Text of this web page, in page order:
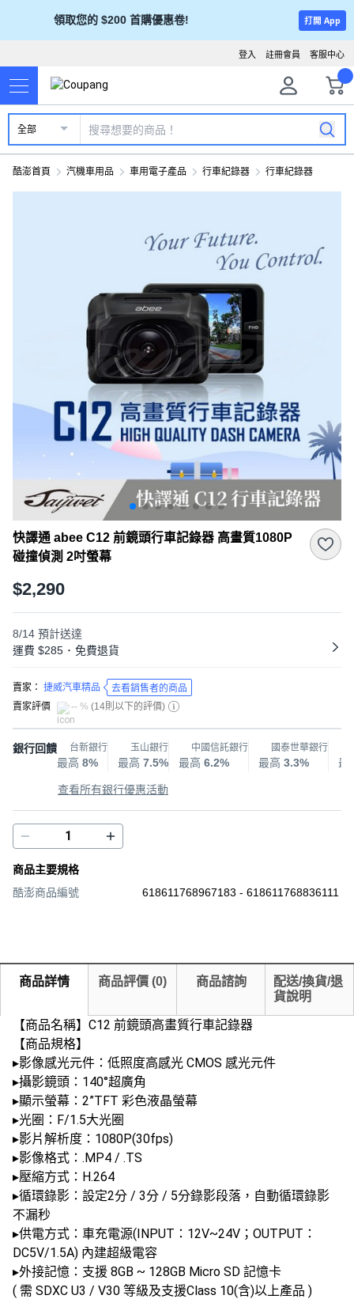
領取您的 $200 首購優惠卷! 打開 App
客服中心
註冊會員
登入
全部
酷澎首頁 汽機車用品 車用電子產品 行車紀錄器 行車紀錄器
快譯通 abee C12 前鏡頭行車記錄器 高畫質1080P
碰撞偵測 2吋螢幕
$2,290
8/14 預計送達
運費 $285 ･ 免費退貨
賣家： 捷威汽車精品
去看銷售者的商品
賣家評價
-- % (14則以下的評價)
銀行回饋 台新銀行
最高 8%
玉山銀行
最高 7.5%
中國信託銀行
最高 6.2%
國泰世華銀行
最高 3.3% 最
查看所有銀行優惠活動
商品主要規格
酷澎商品編號
618611768967183 - 618611768836111
商品詳情 商品評價 (0) 商品諮詢
配送/換貨/退
貨說明
【商品名稱】C12 前鏡頭高畫質行車記錄器
【商品規格】
▸影像感光元件：低照度高感光 CMOS 感光元件
▸攝影鏡頭：140°超廣角
▸顯示螢幕：2”TFT 彩色液晶螢幕
▸光圈：F/1.5大光圈
▸影片解析度：1080P(30fps)
▸影像格式：.MP4 / .TS
▸壓縮方式：H.264
▸循環錄影：設定2分 / 3分 / 5分錄影段落，自動循環錄影
不漏秒
▸供電方式：車充電源(INPUT：12V~24V；OUTPUT：
DC5V/1.5A) 內建超級電容
▸外接記憶：支援 8GB ~ 128GB Micro SD 記憶卡
( 需 SDXC U3 / V30 等級及支援Class 10(含)以上產品 )